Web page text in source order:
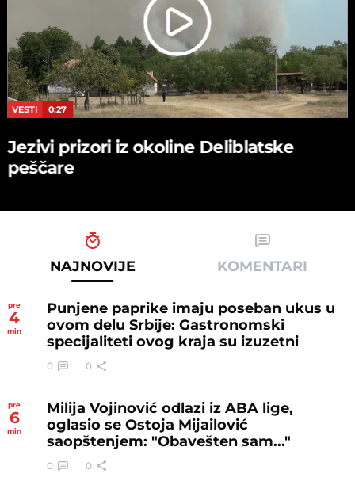
VESTI 0:27
Jezivi prizori iz okoline Deliblatske
peščare
NAJNOVIJE KOMENTARI
pre
4
min
Punjene paprike imaju poseban ukus u
ovom delu Srbije: Gastronomski
specijaliteti ovog kraja su izuzetni
0 0
pre
6
min
Milija Vojinović odlazi iz ABA lige,
oglasio se Ostoja Mijailović
saopštenjem: "Obavešten sam..."
0 0